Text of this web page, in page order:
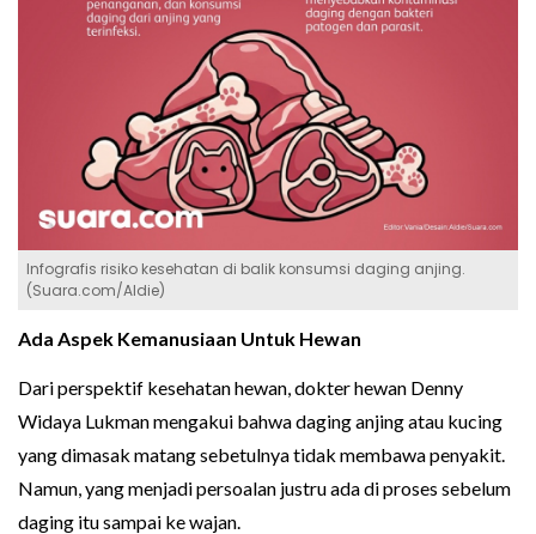
Infografis risiko kesehatan di balik konsumsi daging anjing.
(Suara.com/Aldie)
Ada Aspek Kemanusiaan Untuk Hewan
Dari perspektif kesehatan hewan, dokter hewan Denny
Widaya Lukman mengakui bahwa daging anjing atau kucing
yang dimasak matang sebetulnya tidak membawa penyakit.
Namun, yang menjadi persoalan justru ada di proses sebelum
daging itu sampai ke wajan.